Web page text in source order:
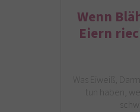
Wenn
Eiern
Was Eiweiß,
tun haben,